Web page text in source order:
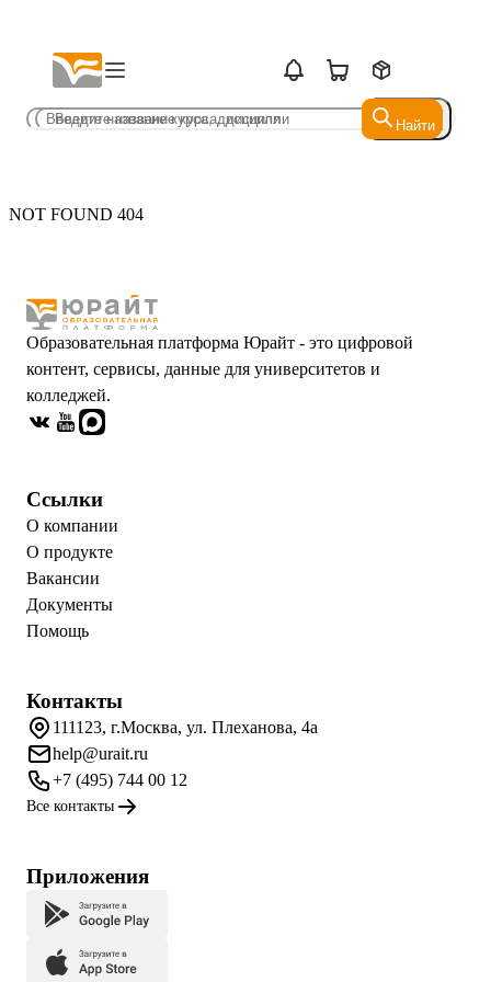
Найти
Найти
NOT FOUND 404
Образовательная платформа Юрайт - это цифровой
контент, сервисы, данные для университетов и
колледжей.
Ссылки
О компании
О продукте
Вакансии
Документы
Помощь
Контакты
111123, г.Москва, ул. Плеханова, 4а
help@urait.ru
+7 (495) 744 00 12
Все контакты
Приложения